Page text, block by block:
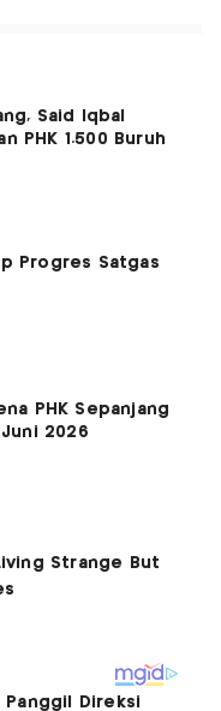
Said Iqbal
PHK 1.500 Buruh
Progres Satgas
PHK Sepanjang
2026
Panggil Direksi